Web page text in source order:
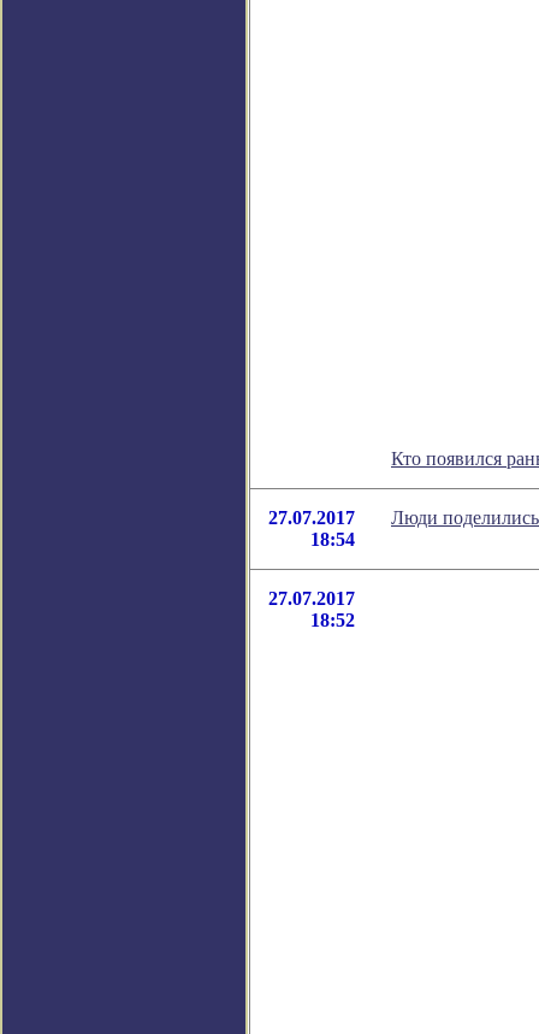
Кто появился
27.07.2017
18:54
Люди
27.07.2017
18:52